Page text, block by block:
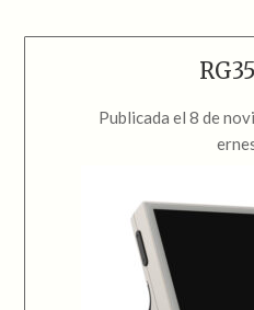
Publicada el 8 de